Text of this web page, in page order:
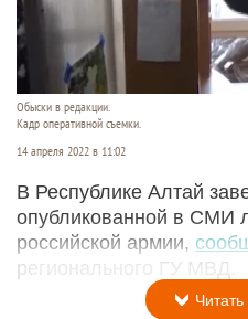
Обыски в редакции.
Кадр оперативной съемки.
14 апреля 2022 в 11:02
В Республике Алтай
опубликованной в СМИ
российской армии,
регионального ГУ МВД.